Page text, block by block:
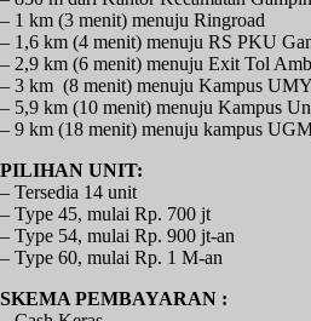
– 1 km (3 menit) menuju Ringroad
– 1,6 km (4 menit) menuju RS PKU
– 2,9 km (6 menit) menuju Exit Tol
– 3 km (8 menit) menuju Kampus
– 5,9 km (10 menit) menuju Kampus
– 9 km (18 menit) menuju kampus
PILIHAN UNIT:
– Tersedia 14 unit
– Type 45, mulai Rp. 700 jt
– Type 54, mulai Rp. 900 jt-an
– Type 60, mulai Rp. 1 M-an
SKEMA PEMBAYARAN :